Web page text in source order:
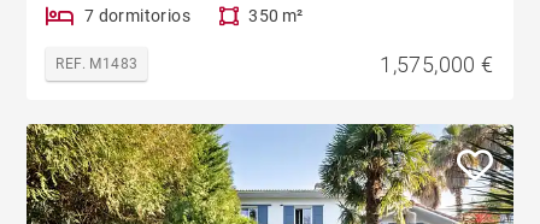
7 dormitorios 350 m²
REF. M1483 1,575,000 €